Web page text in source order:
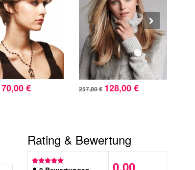
70,00 € 257,00 € 128,00 €
Rating & Bewertung
0.00